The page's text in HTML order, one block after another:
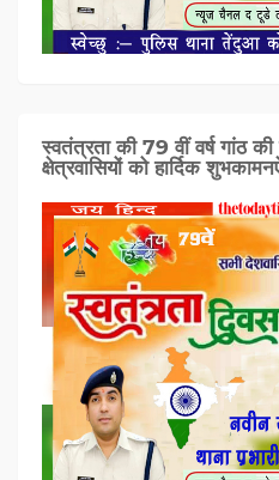
स्वतंत्रता की 79 वीं वर्ष गांठ
क्षेत्रवासियों को हार्दिक